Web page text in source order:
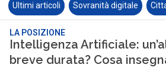
Ultimi articoli Sovranità digitale
LA POSIZIONE
Intelligenza Artificiale:
breve durata? Cosa